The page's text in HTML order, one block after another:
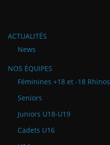
ACTUALITÉS
News
NOS ÉQUIPES
Féminines +18 et -18 Rhinos
Seniors
Juniors U18-U19
Cadets U16